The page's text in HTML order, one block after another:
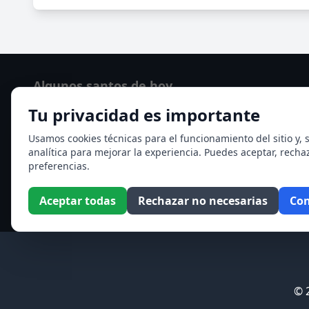
Tu privacidad es importante
Usamos cookies técnicas para el funcionamiento del sitio y,
analítica para mejorar la experiencia. Puedes aceptar,
preferencias.
Aceptar todas Rechazar no necesarias
Algunos santos de hoy
Santo Domingo de Guzmán
Ver todos los santos de hoy
©